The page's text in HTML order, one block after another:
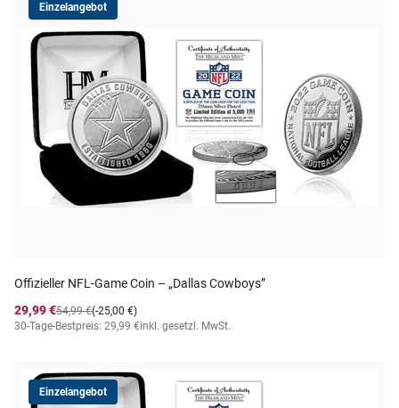
Einzelangebot
Offizieller NFL-Game Coin – „Dallas Cowboys”
29,99 €
(-25,00 €)
54,99 €
30-Tage-Bestpreis: 29,99 €inkl. gesetzl. MwSt.
Einzelangebot